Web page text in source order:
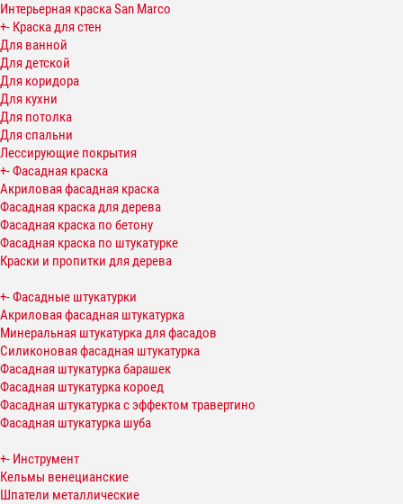
Интерьерная краска San Marco
+- Краска для стен
Для ванной
Для детской
Для коридора
Для кухни
Для потолка
Для спальни
Лессирующие покрытия
+-Фасадная краска
Акриловая фасадная краска
Фасадная краска для дерева
Фасадная краска по бетону
Фасадная краска по штукатурке
Краски и пропитки для дерева
+-Фасадные штукатурки
Акриловая фасадная штукатурка
Минеральная штукатурка для фасадов
Силиконовая фасадная штукатурка
Фасадная штукатурка барашек
Фасадная штукатурка короед
Фасадная штукатурка с эффектом травертино
Фасадная штукатурка шуба
+- Инструмент
Кельмы венецианские
Шпатели металлические